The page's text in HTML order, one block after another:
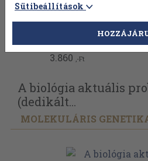
Vissza az előző oldalra
3.860 ,-Ft
A biológia aktuális
(dedikált...
MOLEKULÁRIS
Sütibeállítások